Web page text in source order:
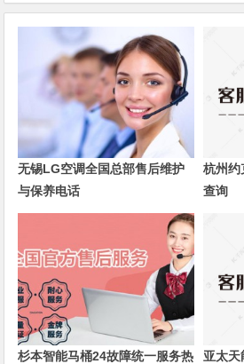
无锡LG空调全国总部售后维护
与保养电话
杭州约
查询
杉本智能马桶24故障统一服务热
亚太天